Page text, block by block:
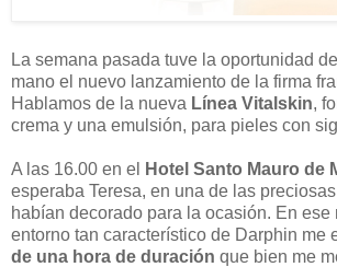
La semana pasada tuve la oportunidad
mano el nuevo lanzamiento de la firma
Hablamos de la nueva Línea Vitalskin,
crema y una emulsión, para pieles con
A las 16.00 en el Hotel Santo Mauro de
esperaba Teresa, en una de las
habían decorado para la ocasión. En ese
entorno tan característico de Darphin me
de una hora de duración que bien me